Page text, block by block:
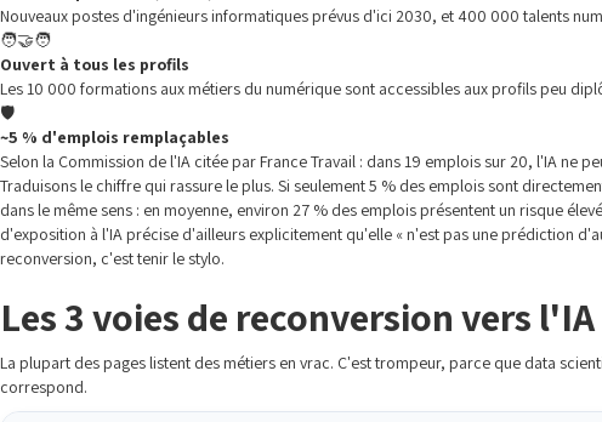
Nouveaux postes d'ingénieurs informatiques prévus d'ici 2030, et 400 000 talents
🧑‍🤝‍🧑
Ouvert à tous les profils
Les 10 000 formations aux métiers du numérique sont accessibles aux profils peu
🛡️
~5 % d'emplois remplaçables
Selon la Commission de l'IA citée par France Travail : dans 19 emplois sur 20, l'IA ne
Traduisons le chiffre qui rassure le plus. Si seulement 5 % des emplois sont
dans le même sens : en moyenne, environ 27 % des emplois présentent un risque
d'exposition à l'IA précise d'ailleurs explicitement qu'elle « n'est pas une prédiction
reconversion, c'est tenir le stylo.
Les 3 voies de reconversion vers l'IA
La plupart des pages listent des métiers en vrac. C'est trompeur, parce que data
correspond.